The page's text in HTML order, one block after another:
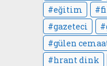
eğitim
gazeteci
gülen
hrant dink